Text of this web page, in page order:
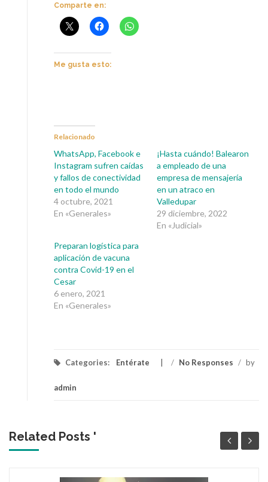
Comparte en:
Me gusta esto:
Relacionado
WhatsApp, Facebook e
Instagram sufren caídas
y fallos de conectividad
en todo el mundo
4 octubre, 2021
En «Generales»
¡Hasta cuándo! Balearon
a empleado de una
empresa de mensajería
en un atraco en
Valledupar
29 diciembre, 2022
En «Judicial»
Preparan logística para
aplicación de vacuna
contra Covid-19 en el
Cesar
6 enero, 2021
En «Generales»
Categories: Entérate / No Responses / by
admin
Related Posts '